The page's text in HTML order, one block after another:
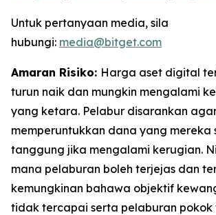
Untuk pertanyaan media, sila
hubungi: media@bitget.com
Amaran Risiko: Harga aset digital
turun naik dan mungkin mengalami
yang ketara. Pelabur disarankan
memperuntukkan dana yang mereka
tanggung jika mengalami kerugian.
mana pelaburan boleh terjejas dan
kemungkinan bahawa objektif
tidak tercapai serta pelaburan